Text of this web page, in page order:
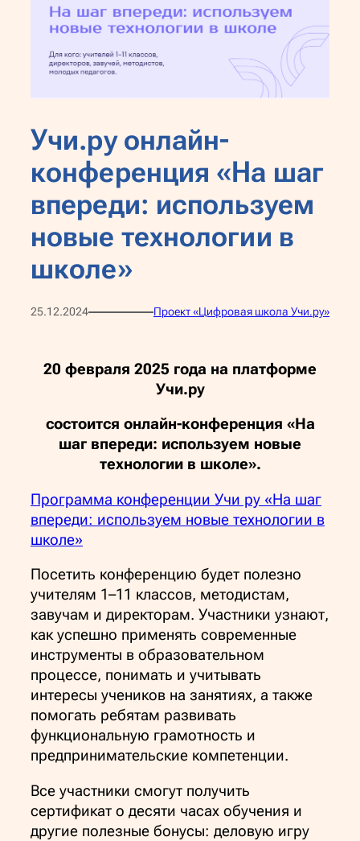
Учи.ру онлайн-
конференция «На шаг
впереди: используем
новые технологии в
школе»
25.12.2024 Проект «Цифровая школа Учи.ру»
20 февраля 2025 года на платформе
Учи.ру
состоится онлайн-конференция «На
шаг впереди: используем новые
технологии в школе».
Программа конференции Учи ру «На шаг
впереди: используем новые технологии в
школе»
Посетить конференцию будет полезно
учителям 1–11 классов, методистам,
завучам и директорам. Участники узнают,
как успешно применять современные
инструменты в образовательном
процессе, понимать и учитывать
интересы учеников на занятиях, а также
помогать ребятам развивать
функциональную грамотность и
предпринимательские компетенции.
Все участники смогут получить
сертификат о десяти часах обучения и
другие полезные бонусы: деловую игру